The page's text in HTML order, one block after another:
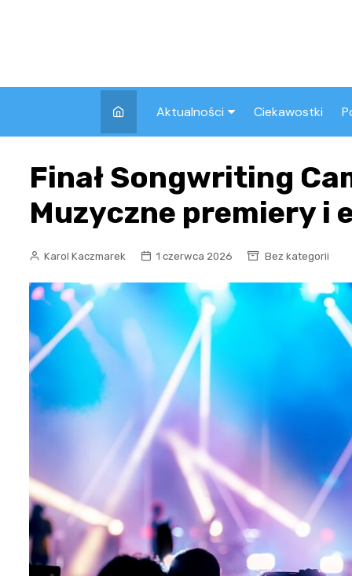
Aktualności
Pozostałe
Ciekawostki
Finał Songwriting
Muzyczne premiery i
Karol Kaczmarek 1 czerwca 2026 Bez kategorii